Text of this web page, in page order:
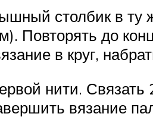
столбик в ту
Повторять до
в круг,
нити.
вязание